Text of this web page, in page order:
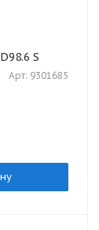
S
Арт: 9301685